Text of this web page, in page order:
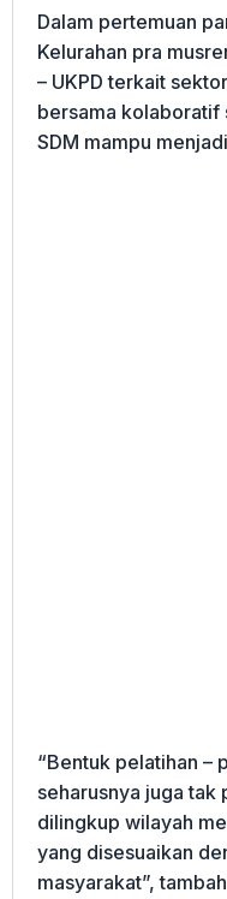
Dalam pertemuan
Kelurahan pra
– UKPD terkait
bersama kolaboratif
SDM mampu
“Bentuk pelatihan –
seharusnya juga tak
dilingkup wilayah
yang disesuaikan
masyarakat”,